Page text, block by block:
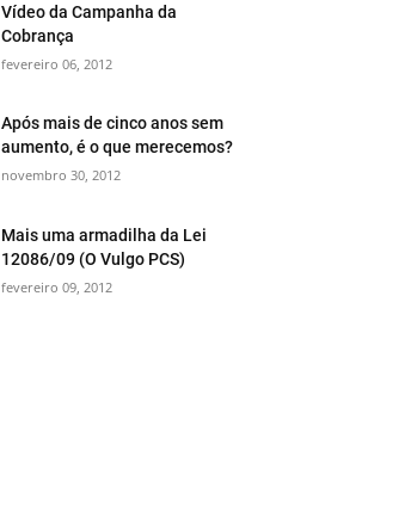
Vídeo da Campanha da
Cobrança
fevereiro 06, 2012
Após mais de cinco anos sem
aumento, é o que merecemos?
novembro 30, 2012
Mais uma armadilha da Lei
12086/09 (O Vulgo PCS)
fevereiro 09, 2012